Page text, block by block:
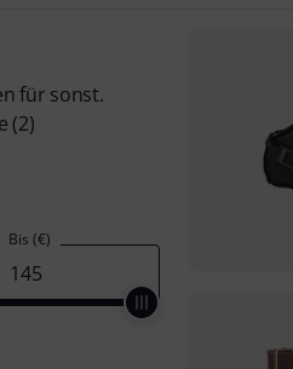
für sonst.
(2)
Bis (€)